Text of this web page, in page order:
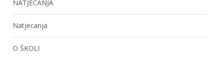
NATJECANJA
Natjecanja
O ŠKOLI